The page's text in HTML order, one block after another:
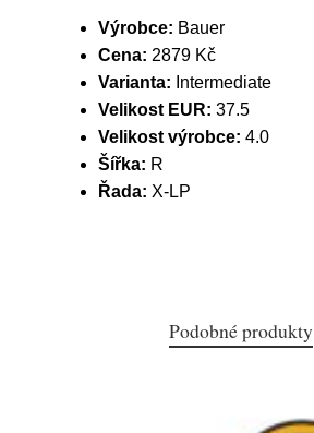
Výrobce: Bauer
Cena: 2879 Kč
Varianta: Intermediate
Velikost EUR: 37.5
Velikost výrobce: 4.0
Šířka: R
Řada: X-LP
Podobné produkty